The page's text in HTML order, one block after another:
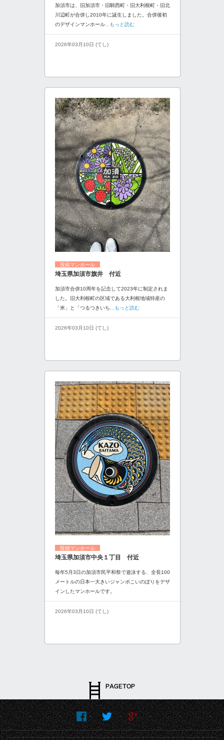
加須市は、旧加須市・旧騎西町・旧大利根町・旧北
川辺町が合併し2010年に誕生しました。合併後初
のデザインマンホール ...もっと読む
2026年03月10日 (てし)
投稿マンホール
埼玉県加須市旗井 付近
加須市合併10周年を記念して2023年に制定されま
した。旧大利根町の区域である大利根地域特産の
「米」と「つるつきいち ...もっと読む
2026年03月10日 (てし)
投稿マンホール
埼玉県加須市中央１丁目 付近
毎年5月3日の加須市民平和祭で遊泳する、全長100
メートルの日本一大きいジャンボこいのぼりをデザ
インしたマンホールです。
2026年03月10日 (てし)